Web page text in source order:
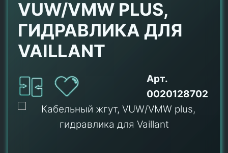
VUW/VMW PLUS,
ГИДРАВЛИКА ДЛЯ
VAILLANT
Арт.
0020128702